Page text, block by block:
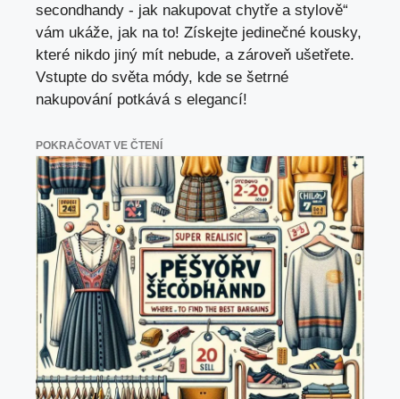
secondhandy - jak nakupovat chytře a stylově“
vám ukáže, jak na to! Získejte jedinečné kousky,
které nikdo jiný mít nebude, a zároveň ušetřete.
Vstupte do světa módy, kde se šetrné
nakupování potkává s elegancí!
POKRAČOVAT VE ČTENÍ